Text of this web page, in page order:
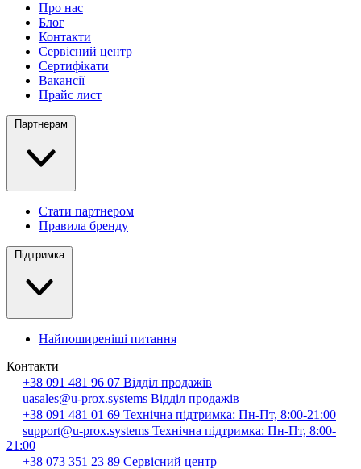
Про нас
Блог
Контакти
Сервісний центр
Сертифікати
Вакансії
Прайс лист
Партнерам
Стати партнером
Правила бренду
Підтримка
Найпоширеніші питання
Контакти
+38 091 481 96 07 Відділ продажів
uasales@u-prox.systems Відділ продажів
+38 091 481 01 69 Технічна підтримка: Пн-Пт, 8:00-21:00
support@u-prox.systems Технічна підтримка: Пн-Пт, 8:00-
21:00
+38 073 351 23 89 Сервісний центр